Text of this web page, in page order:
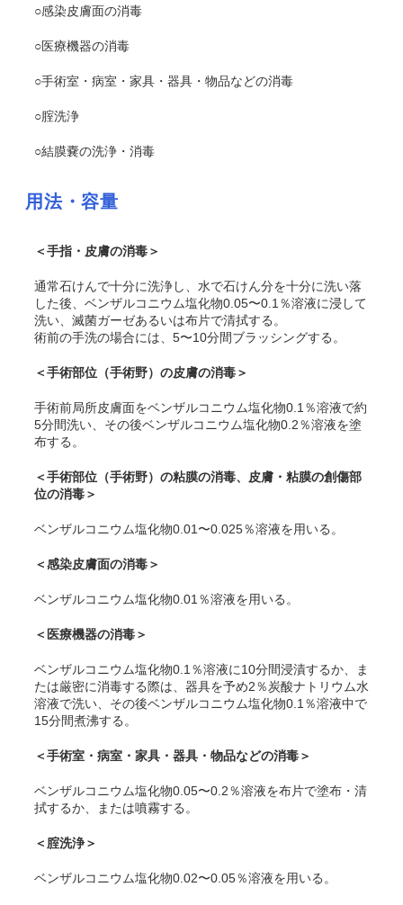
○感染皮膚面の消毒
○医療機器の消毒
○手術室・病室・家具・器具・物品などの消毒
○腟洗浄
○結膜嚢の洗浄・消毒
用法・容量
＜手指・皮膚の消毒＞
通常石けんで十分に洗浄し、水で石けん分を十分に洗い落
した後、ベンザルコニウム塩化物0.05〜0.1％溶液に浸して
洗い、滅菌ガーゼあるいは布片で清拭する。
術前の手洗の場合には、5〜10分間ブラッシングする。
＜手術部位（手術野）の皮膚の消毒＞
手術前局所皮膚面をベンザルコニウム塩化物0.1％溶液で約
5分間洗い、その後ベンザルコニウム塩化物0.2％溶液を塗
布する。
＜手術部位（手術野）の粘膜の消毒、皮膚・粘膜の創傷部
位の消毒＞
ベンザルコニウム塩化物0.01〜0.025％溶液を用いる。
＜感染皮膚面の消毒＞
ベンザルコニウム塩化物0.01％溶液を用いる。
＜医療機器の消毒＞
ベンザルコニウム塩化物0.1％溶液に10分間浸漬するか、ま
たは厳密に消毒する際は、器具を予め2％炭酸ナトリウム水
溶液で洗い、その後ベンザルコニウム塩化物0.1％溶液中で
15分間煮沸する。
＜手術室・病室・家具・器具・物品などの消毒＞
ベンザルコニウム塩化物0.05〜0.2％溶液を布片で塗布・清
拭するか、または噴霧する。
＜腟洗浄＞
ベンザルコニウム塩化物0.02〜0.05％溶液を用いる。